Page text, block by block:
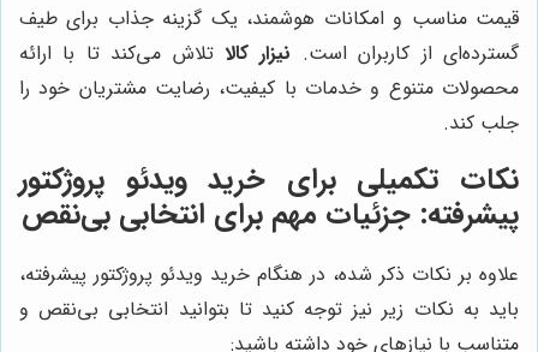
قیمت مناسب و امکانات هوشمند، یک گزینه جذاب برای طیف
گسترده‌ای از کاربران است. نیزار کالا تلاش می‌کند تا با ارائه
محصولات متنوع و خدمات با کیفیت، رضایت مشتریان خود را
جلب کند.
نکات تکمیلی برای خرید ویدئو پروژکتور
پیشرفته: جزئیات مهم برای انتخابی بی‌نقص
علاوه بر نکات ذکر شده، در هنگام خرید ویدئو پروژکتور پیشرفته،
باید به نکات زیر نیز توجه کنید تا بتوانید انتخابی بی‌نقص و
متناسب با نیازهای خود داشته باشید: